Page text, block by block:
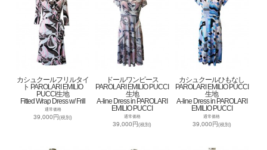
カシュクールフリルタイ
ト PAROLARI EMILIO
PUCCI生地
Fitted Wrap Dress w/ Frill
通常価格
39,000円(税別)
ドールワンピース
PAROLARI EMILIO PUCCI
生地
A-line Dress in PAROLARI
EMILIO PUCCI
通常価格
39,000円(税別)
カシュクールひもなし
PAROLARI EMILIO PUCCI
生地
A-line Dress in PAROLARI
EMILIO PUCCI
通常価格
39,000円(税別)